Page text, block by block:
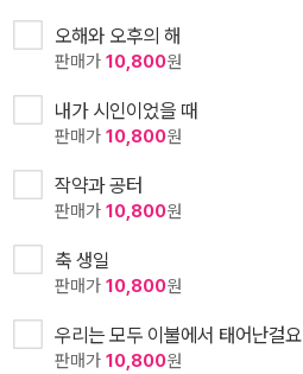
오해와 오후의 해
판매가 10,800원
내가 시인이었을 때
판매가 10,800원
작약과 공터
판매가 10,800원
축 생일
판매가 10,800원
우리는 모두 이불에서 태어난걸요
판매가 10,800원